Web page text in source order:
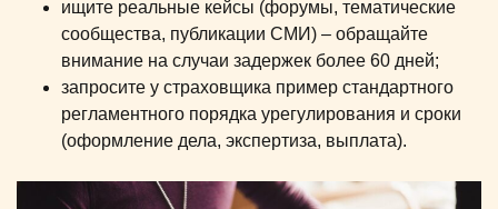
ищите реальные кейсы (форумы, тематические
сообщества, публикации СМИ) – обращайте
внимание на случаи задержек более 60 дней;
запросите у страховщика пример стандартного
регламентного порядка урегулирования и сроки
(оформление дела, экспертиза, выплата).